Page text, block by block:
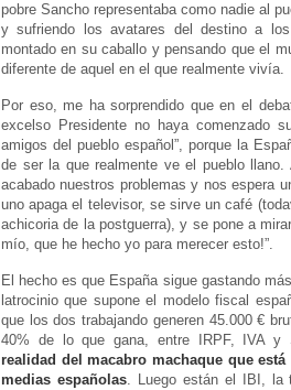
pobre Sancho representaba como nadie al
y sufriendo los avatares del destino a
montado en su caballo y pensando que el
diferente de aquel en el que realmente vivía.
Por eso, me ha sorprendido que en el
excelso Presidente no haya comenzado
amigos del pueblo español”, porque la
de ser la que realmente ve el pueblo
acabado nuestros problemas y nos espera
uno apaga el televisor, se sirve un café
achicoria de la postguerra), y se pone a
mío, que he hecho yo para merecer esto!”.
El hecho es que España sigue gastando
latrocinio que supone el modelo fiscal
que los dos trabajando generen 45.000 €
40% de lo que gana, entre IRPF, IVA y
realidad del macabro machaque que
medias españolas. Luego están el IBI, la